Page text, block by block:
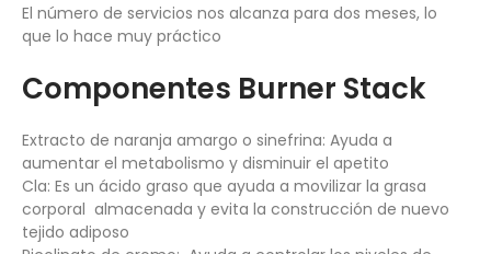
El número de servicios nos alcanza para dos meses, lo
que lo hace muy práctico
Componentes Burner Stack
Extracto de naranja amargo o sinefrina: Ayuda a
aumentar el metabolismo y disminuir el apetito
Cla: Es un ácido graso que ayuda a movilizar la grasa
corporal almacenada y evita la construcción de nuevo
tejido adiposo